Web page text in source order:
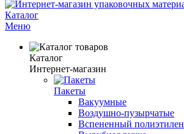
Каталог
Меню
Каталог
Интернет-магазин
Пакеты
Вакуумные
Воздушно-пузырчатые
Вспененный полиэтилен